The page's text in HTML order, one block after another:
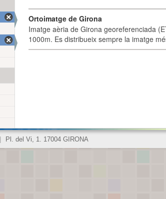
Ortoimatge de Girona
Imatge aèria de Girona georeferenciada
1000m. Es distribueix sempre la imatge
Pl. del Vi, 1. 17004 GIRONA